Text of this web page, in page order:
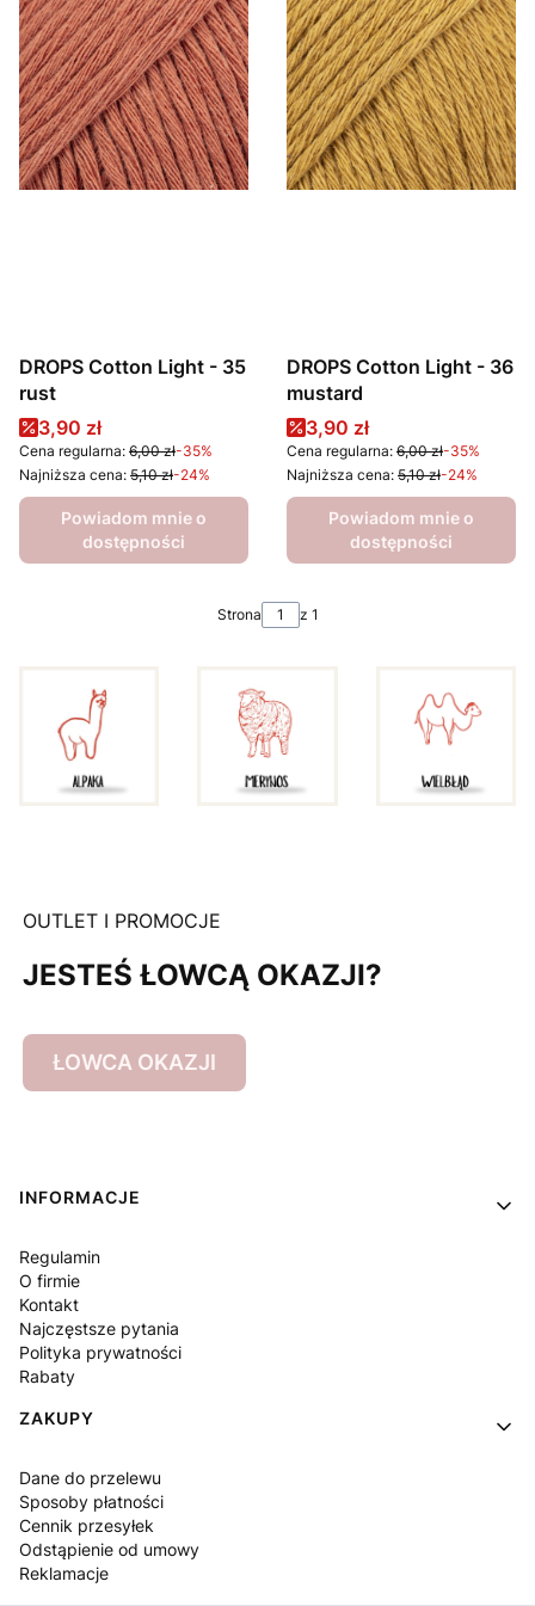
DROPS Cotton Light - 35
rust
Cena promocyjna
3,90 zł
Cena regularna: 6,00 zł-35%
Najniższa cena: 5,10 zł-24%
Powiadom mnie o
dostępności
DROPS Cotton Light - 36
mustard
Cena promocyjna
3,90 zł
Cena regularna: 6,00 zł-35%
Najniższa cena: 5,10 zł-24%
Powiadom mnie o
dostępności
Strona z 1
OUTLET I PROMOCJE
JESTEŚ ŁOWCĄ OKAZJI?
ŁOWCA OKAZJI
Linki w stopce
INFORMACJE
Regulamin
O firmie
Kontakt
Najczęstsze pytania
Polityka prywatności
Rabaty
ZAKUPY
Dane do przelewu
Sposoby płatności
Cennik przesyłek
Odstąpienie od umowy
Reklamacje